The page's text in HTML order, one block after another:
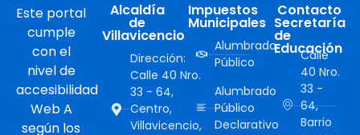
Este portal
cumple
con el
nivel de
accesibilidad
Web A
según los
Alcaldía
de
Villavicencio
Dirección:
Calle 40 Nro.
33 - 64,
Centro,
Villavicencio,
Impuestos
Municipales
Alumbrado
Público
Alumbrado
Público
Declarativo
Contacto
Secretaría
de
Educación
Calle
40 Nro.
33 -
64,
Barrio